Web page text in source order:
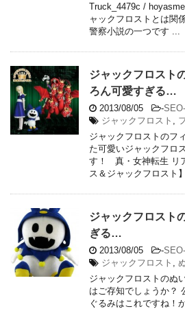
Truck_4479c /
ャックフロストとは関
警察小説の一つです ...
ジャックフロスト
ろん可愛すぎる…
2013/08/05 -
ジャックフロスト
ジャックフロストのフ
た可愛いジャックフロ
す！ 真・女神転生 リ
ス＆ジャックフロス
ジャックフロスト
ぎる…
2013/08/05 -
ジャックフロスト
ジャックフロストのぬ
はご存知でしょうか？
ぐるみはこれですね！